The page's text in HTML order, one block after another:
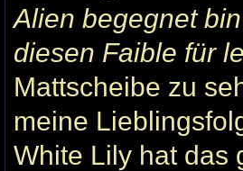
Alien begegnet
diesen Faible für
Mattscheibe zu
meine
White Lily hat das